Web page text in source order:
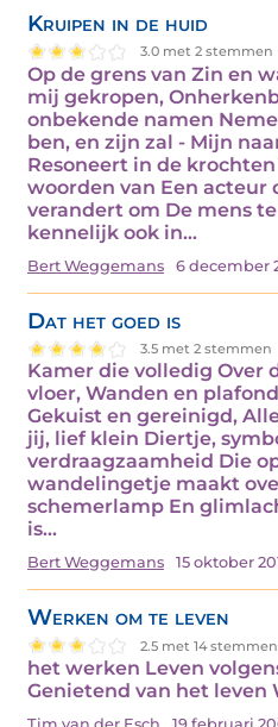
Kruipen in de huid
3.0 met 2 stemmen
Op de grens van Zin en
mij gekropen,
onbekende namen
ben, en zijn zal - Mijn
Resoneert in de
woorden van Een acteur
verandert om De mens
kennelijk ook in…
Bert Weggemans 6 december
Dat het goed is
3.5 met 2 stemmen
Kamer die volledig Over
vloer, Wanden en
Gekuist en gereinigd,
jij, lief klein Diertje,
verdraagzaamheid Die
wandelingetje maakt
schemerlamp En
is…
Bert Weggemans 15 oktober
Werken om te leven
2.5 met 14 stemmen
het werken Leven
Genietend van het leven